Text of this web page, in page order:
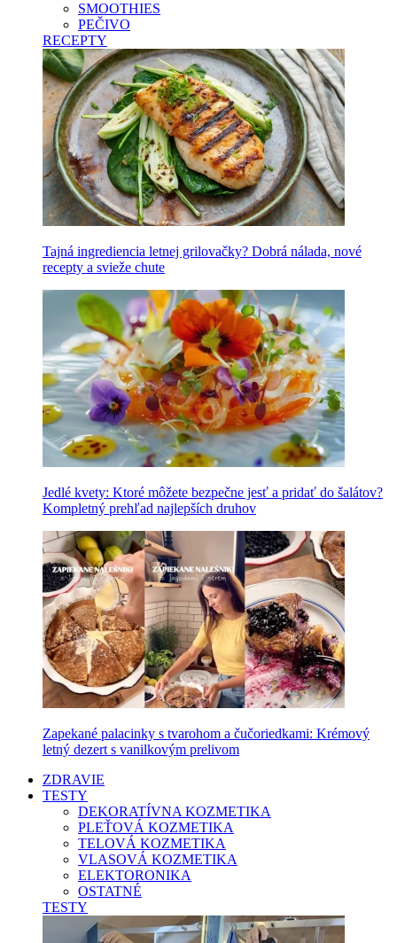
SMOOTHIES
PEČIVO
RECEPTY
Tajná ingrediencia letnej grilovačky? Dobrá nálada, nové
recepty a svieže chute
Jedlé kvety: Ktoré môžete bezpečne jesť a pridať do šalátov?
Kompletný prehľad najlepších druhov
Zapekané palacinky s tvarohom a čučoriedkami: Krémový
letný dezert s vanilkovým prelivom
ZDRAVIE
TESTY
DEKORATÍVNA KOZMETIKA
PLEŤOVÁ KOZMETIKA
TELOVÁ KOZMETIKA
VLASOVÁ KOZMETIKA
ELEKTORONIKA
OSTATNÉ
TESTY